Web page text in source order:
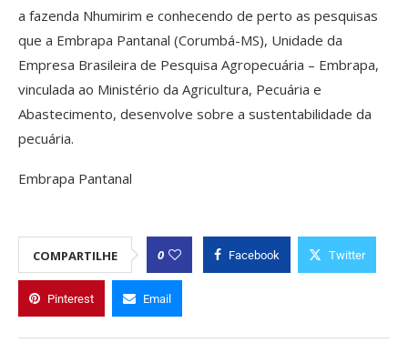
a fazenda Nhumirim e conhecendo de perto as pesquisas
que a Embrapa Pantanal (Corumbá-MS), Unidade da
Empresa Brasileira de Pesquisa Agropecuária – Embrapa,
vinculada ao Ministério da Agricultura, Pecuária e
Abastecimento, desenvolve sobre a sustentabilidade da
pecuária.
Embrapa Pantanal
COMPARTILHE 0 Facebook Twitter
Pinterest Email